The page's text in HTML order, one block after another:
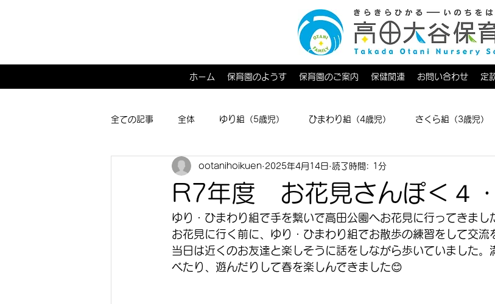
ホーム 保育園のようす 保育園のご案内 保健関連 お問い合わせ 定
全ての記事 全体 ゆり組（5歳児） ひまわり組（4歳児） さくら組（3歳児）
ひよこ１･２組（0･1歳児） 子育てひろば
R7年度 お花見さんぽ＜４
ootanihoikuen 2025年4月14日 読了時間: 1分
ゆり・ひまわり組で手を繋いで高田公園へお花見に行ってきまし
お花見に行く前に、ゆり・ひまわり組でお散歩の練習をして交流
当日は近くのお友達と楽しそうに話をしながら歩いていました。
べたり、遊んだりして春を楽しんできました😊